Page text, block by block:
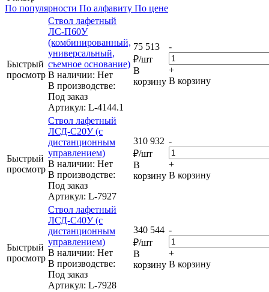
По популярности По алфавиту По цене
Быстрый
просмотр
Ствол лафетный
ЛС-П60У
(комбинированный,
универсальный,
съемное основание)
В наличии: Нет
В производстве:
Под заказ
Артикул: L-4144.1
75 513
₽/шт
В
корзину
-
+
В корзину
Быстрый
просмотр
Ствол лафетный
ЛСД-С20У (с
дистанционным
управлением)
В наличии: Нет
В производстве:
Под заказ
Артикул: L-7927
310 932
₽/шт
В
корзину
-
+
В корзину
Быстрый
просмотр
Ствол лафетный
ЛСД-С40У (с
дистанционным
управлением)
В наличии: Нет
В производстве:
Под заказ
Артикул: L-7928
340 544
₽/шт
В
корзину
-
+
В корзину